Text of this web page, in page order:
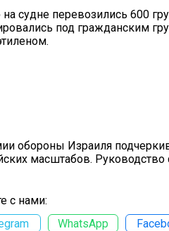
на судне перевозились 600
под гражданским
обороны Израиля
масштабов.
с нами:
WhatsApp